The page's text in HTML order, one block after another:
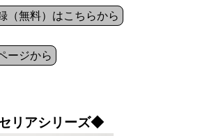
（無料）はこちらから
ージから
リアシリーズ◆